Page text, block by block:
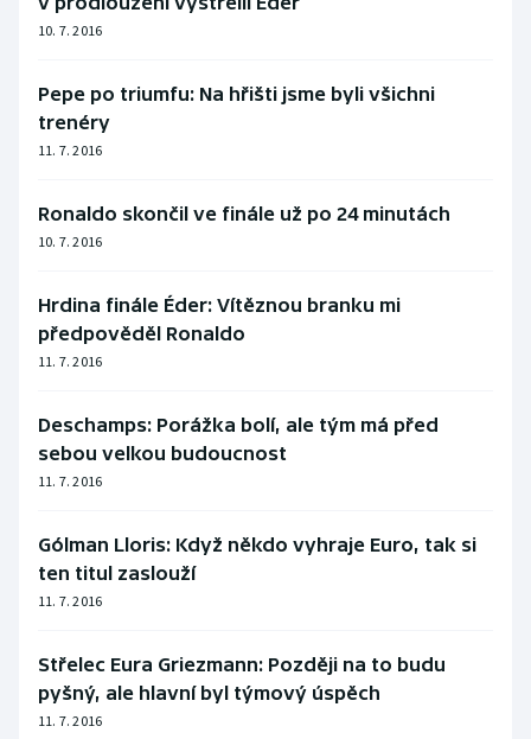
10. 7. 2016
Pepe po triumfu: Na hřišti jsme byli všichni
trenéry
11. 7. 2016
Ronaldo skončil ve finále už po 24 minutách
10. 7. 2016
Hrdina finále Éder: Vítěznou branku mi
předpověděl Ronaldo
11. 7. 2016
Deschamps: Porážka bolí, ale tým má před
sebou velkou budoucnost
11. 7. 2016
Gólman Lloris: Když někdo vyhraje Euro, tak si
ten titul zaslouží
11. 7. 2016
Střelec Eura Griezmann: Později na to budu
pyšný, ale hlavní byl týmový úspěch
11. 7. 2016